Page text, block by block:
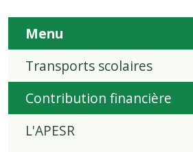
Menu
Transports scolaires
Contribution financière
L'APESR